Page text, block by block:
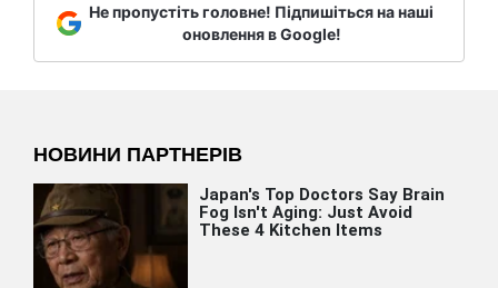
Не пропустіть головне! Підпишіться на наші
оновлення в Google!